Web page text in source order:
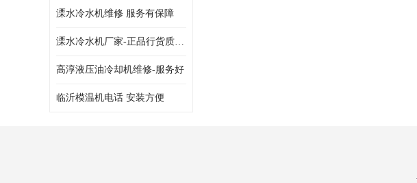
溧水冷水机维修 服务有保障
溧水冷水机厂家-正品行货质量有保障
高淳液压油冷却机维修-服务好
临沂模温机电话 安装方便